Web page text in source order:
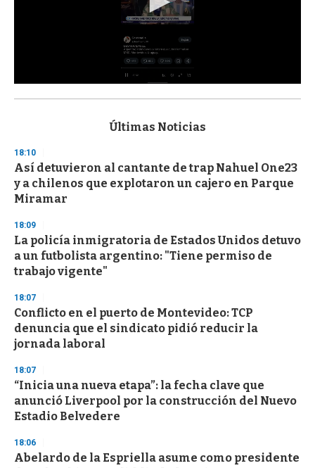
s
d
s
o
f
3
s
e
c
o
n
Últimas Noticias
18:10
Así detuvieron al cantante de trap Nahuel One23
y a chilenos que explotaron un cajero en Parque
Miramar
18:09
La policía inmigratoria de Estados Unidos detuvo
a un futbolista argentino: "Tiene permiso de
trabajo vigente"
18:07
Conflicto en el puerto de Montevideo: TCP
denuncia que el sindicato pidió reducir la
jornada laboral
18:07
“Inicia una nueva etapa”: la fecha clave que
anunció Liverpool por la construcción del Nuevo
Estadio Belvedere
18:06
Abelardo de la Espriella asume como presidente